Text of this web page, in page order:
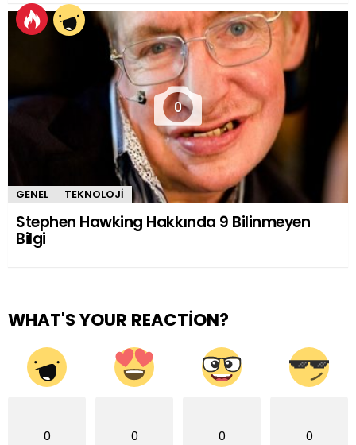
0
GENEL TEKNOLOJI
Stephen Hawking Hakkında 9 Bilinmeyen
Bilgi
WHAT'S YOUR REACTION?
0 0 0 0